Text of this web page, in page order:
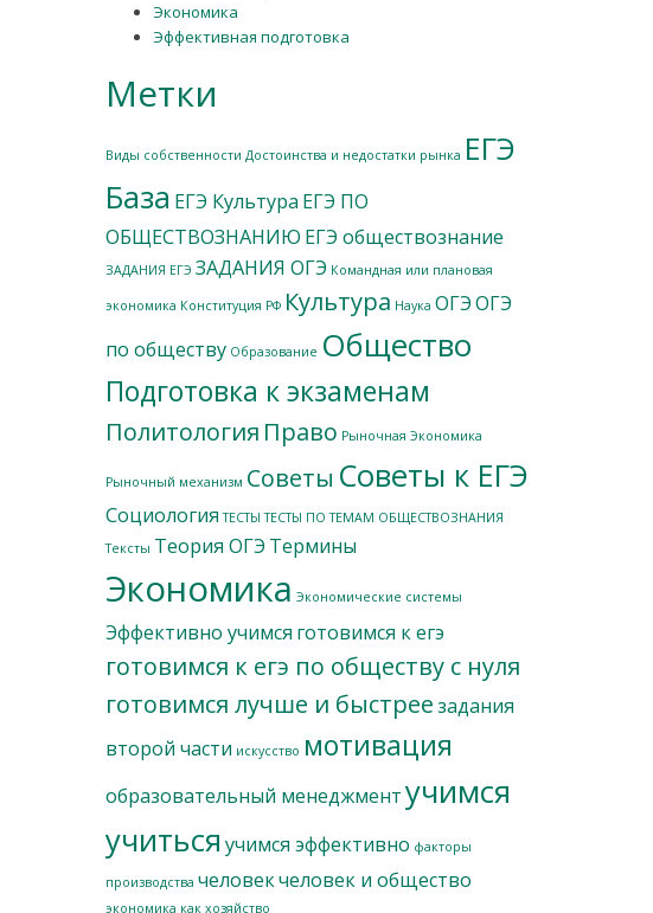
Экономика
Эффективная подготовка
Метки
Виды собственности Достоинства и недостатки рынка ЕГЭ
База ЕГЭ Культура ЕГЭ ПО
ОБЩЕСТВОЗНАНИЮ ЕГЭ обществознание
ЗАДАНИЯ ЕГЭ ЗАДАНИЯ ОГЭ Командная или плановая
экономика Конституция РФ Культура Наука ОГЭОГЭ
по обществу Образование Общество
Подготовка к экзаменам
Политология Право Рыночная Экономика
Рыночный механизм Советы Советы к ЕГЭ
Социология ТЕСТЫ ТЕСТЫ ПО ТЕМАМ ОБЩЕСТВОЗНАНИЯ
Тексты Теория ОГЭ Термины
Экономика Экономические системы
Эффективно учимся готовимся к егэ
готовимся к егэ по обществу с нуля
готовимся лучше и быстреезадания
второй части искусство мотивация
образовательный менеджментучимся
учиться учимся эффективно факторы
производства человекчеловек и общество
экономика как хозяйство